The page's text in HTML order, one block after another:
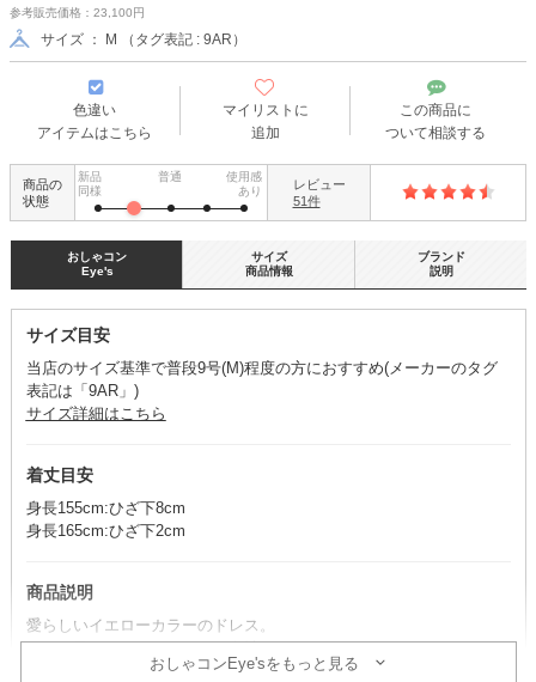
参考販売価格：23,100円
サイズ ： M （タグ表記 : 9AR）
色違い
アイテムはこちら
マイリストに
追加
この商品に
ついて相談する
商品の
状態
新品
同様
普通
使用感
あり
レビュー
51件
おしゃコン
Eye's
サイズ目安
当店のサイズ基準で普段9号(M)程度の方におすすめ(メーカーのタグ
表記は「9AR」)
サイズ詳細はこちら
着丈目安
身長155cm:ひざ下8cm
身長165cm:ひざ下2cm
商品説明
愛らしいイエローカラーのドレス。
リボン風のウエストマークが女性らしいアクセントとなり、ふんわり
としたシルエットを引き立てます。
おしゃコンEye'sをもっと見る
サイズ
商品情報
ブランド
説明